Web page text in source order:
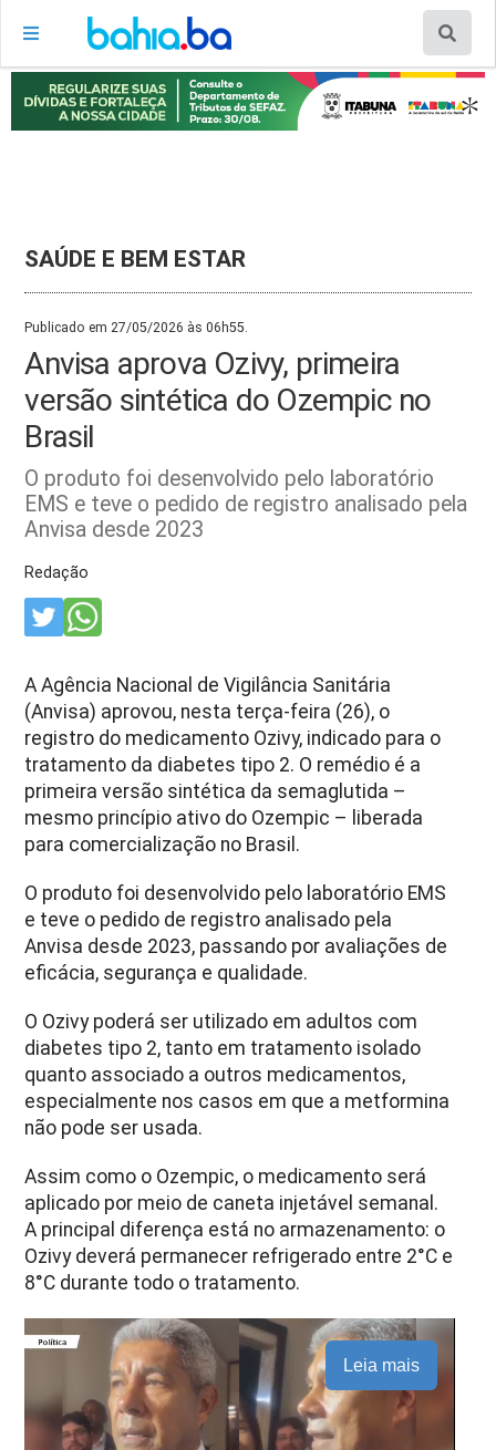
SAÚDE E BEM ESTAR
Publicado em 27/05/2026 às 06h55.
Anvisa aprova Ozivy, primeira
versão sintética do Ozempic no
Brasil
O produto foi desenvolvido pelo laboratório
EMS e teve o pedido de registro analisado pela
Anvisa desde 2023
Redação
A Agência Nacional de Vigilância Sanitária
(Anvisa) aprovou, nesta terça-feira (26), o
registro do medicamento Ozivy, indicado para o
tratamento da diabetes tipo 2. O remédio é a
primeira versão sintética da semaglutida –
mesmo princípio ativo do Ozempic – liberada
para comercialização no Brasil.
O produto foi desenvolvido pelo laboratório EMS
e teve o pedido de registro analisado pela
Anvisa desde 2023, passando por avaliações de
eficácia, segurança e qualidade.
O Ozivy poderá ser utilizado em adultos com
diabetes tipo 2, tanto em tratamento isolado
quanto associado a outros medicamentos,
especialmente nos casos em que a metformina
não pode ser usada.
Assim como o Ozempic, o medicamento será
aplicado por meio de caneta injetável semanal.
A principal diferença está no armazenamento: o
Ozivy deverá permanecer refrigerado entre 2°C e
8°C durante todo o tratamento.
Leia mais